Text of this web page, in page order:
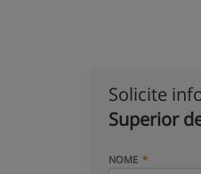
Solicite
Superior
NOME